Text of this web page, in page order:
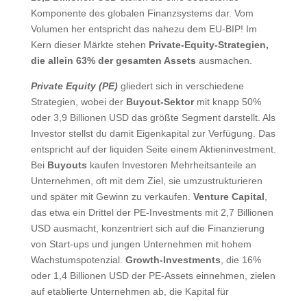
Komponente des globalen Finanzsystems dar. Vom
Volumen her entspricht das nahezu dem EU-BIP! Im
Kern dieser Märkte stehen Private-Equity-Strategien,
die allein 63% der gesamten Assets ausmachen.
Private Equity (PE)gliedert sich in verschiedene
Strategien, wobei der Buyout-Sektormit knapp 50%
oder 3,9 Billionen USD das größte Segment darstellt. Als
Investor stellst du damit Eigenkapital zur Verfügung. Das
entspricht auf der liquiden Seite einem Aktieninvestment.
Bei Buyouts kaufen Investoren Mehrheitsanteile an
Unternehmen, oft mit dem Ziel, sie umzustrukturieren
und später mit Gewinn zu verkaufen. Venture Capital
das etwa ein Drittel der PE-Investments mit 2,7 Billionen
USD ausmacht, konzentriert sich auf die Finanzierung
von Start-ups und jungen Unternehmen mit hohem
Wachstumspotenzial. Growth-Investments , die 16%
oder 1,4 Billionen USD der PE-Assets einnehmen, zielen
auf etablierte Unternehmen ab, die Kapital für